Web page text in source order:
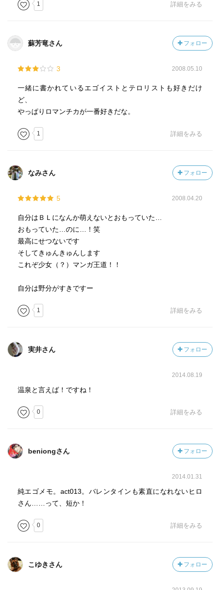
1 詳細をみる
蘇芳竜さん フォロー
3 2008.05.10
一緒に書かれているエゴイストとテロリストも好きだけ
ど、
やっぱりロマンチカが一番好きだな。
1 詳細をみる
なみさん フォロー
5 2008.04.20
自分はＢＬになんか萌えないとおもっていた…
おもっていた…のに…！笑
最高にせつないです
そしてきゅんきゅんします
これぞ少女（？）マンガ王道！！
自分は野分がすきですー
1 詳細をみる
実井さん フォロー
2014.08.19
温泉と言えば！ですね！
0 詳細をみる
beniongさん フォロー
2014.01.31
純エゴメモ。act013。バレンタインも素直になれないヒロ
さん……って、短か！
0 詳細をみる
こゆきさん フォロー